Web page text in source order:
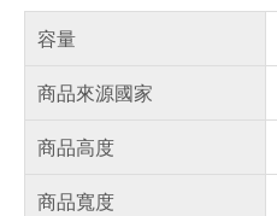
容量
商品來源國家
商品高度
商品寬度